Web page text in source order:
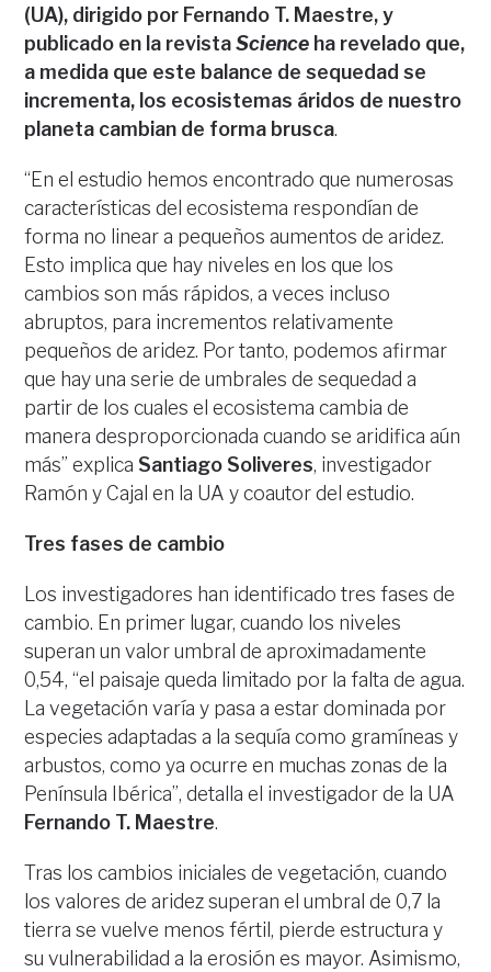
(UA), dirigido por Fernando T. Maestre, y
publicado en la revistaScience ha revelado que,
a medida que este balance de sequedad se
incrementa, los ecosistemas áridos de nuestro
planeta cambian de forma brusca.
“En el estudio hemos encontrado que numerosas
características del ecosistema respondían de
forma no linear a pequeños aumentos de aridez.
Esto implica que hay niveles en los que los
cambios son más rápidos, a veces incluso
abruptos, para incrementos relativamente
pequeños de aridez. Por tanto, podemos afirmar
que hay una serie de umbrales de sequedad a
partir de los cuales el ecosistema cambia de
manera desproporcionada cuando se aridifica aún
más” explica Santiago Soliveres, investigador
Ramón y Cajal en la UA y coautor del estudio.
Tres fases de cambio
Los investigadores han identificado tres fases de
cambio. En primer lugar, cuando los niveles
superan un valor umbral de aproximadamente
0,54, “el paisaje queda limitado por la falta de agua.
La vegetación varía y pasa a estar dominada por
especies adaptadas a la sequía como gramíneas y
arbustos, como ya ocurre en muchas zonas de la
Península Ibérica”, detalla el investigador de la UA
Fernando T. Maestre.
Tras los cambios iniciales de vegetación, cuando
los valores de aridez superan el umbral de 0,7 la
tierra se vuelve menos fértil, pierde estructura y
su vulnerabilidad a la erosión es mayor. Asimismo,